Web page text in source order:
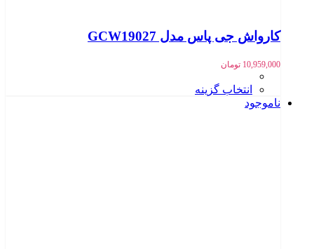
کارواش جی پاس مدل GCW19027
10,959,000 تومان
انتخاب گزینه
ناموجود